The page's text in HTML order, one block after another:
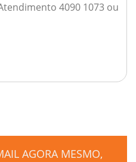
4090 1073 ou
AGORA MESMO,